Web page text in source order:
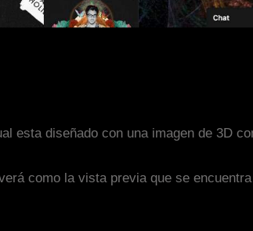
esta diseñado con una imagen de 3D
como la vista previa que se